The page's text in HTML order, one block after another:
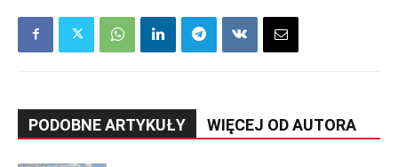
PODOBNE ARTYKUŁY WIĘCEJ OD AUTORA